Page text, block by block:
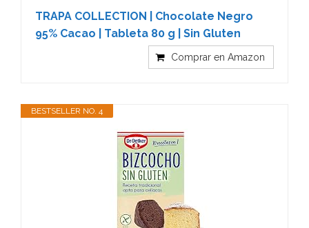
TRAPA COLLECTION | Chocolate Negro
95% Cacao | Tableta 80 g | Sin Gluten
Comprar en Amazon
BESTSELLER NO. 4